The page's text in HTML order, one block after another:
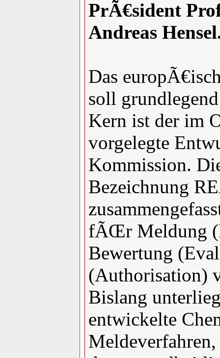
PrÃ€sident
Andreas
Das
soll
Kern ist der im
vorgelegte
Kommission.
Bezeichnung
fÃŒr Meldung
Bewertung
(Authorisation)
Bislang
entwickelte